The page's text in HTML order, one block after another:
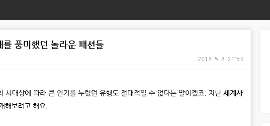
풍미했던 놀라운 패션들
2018. 5. 8. 21:53
시대상에 따라 큰 인기를 누렸던 유행도 절대적일 수 없다는 말이겠죠. 지난 세계사
해보려고 해요.